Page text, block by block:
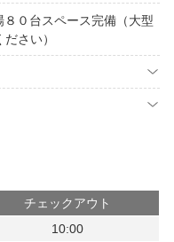
０台スペース完備（大型
さい）
チェックアウト
10:00